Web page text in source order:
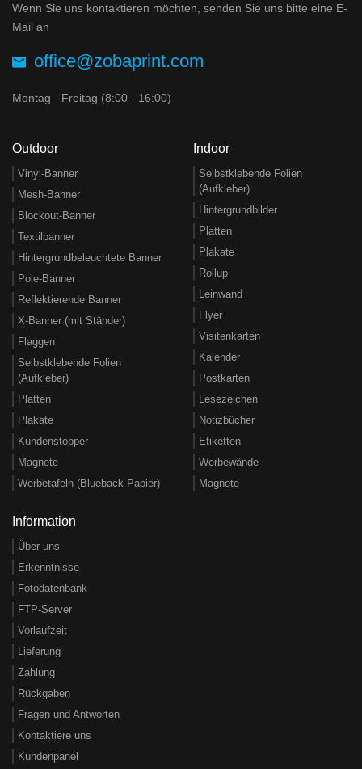
Wenn Sie uns kontaktieren möchten, senden Sie uns bitte eine E-
Mail an
office@zobaprint.com
Montag - Freitag (8:00 - 16:00)
Outdoor
Vinyl-Banner
Mesh-Banner
Blockout-Banner
Textilbanner
Hintergrundbeleuchtete Banner
Pole-Banner
Reflektierende Banner
X-Banner (mit Ständer)
Flaggen
Selbstklebende Folien
(Aufkleber)
Platten
Plakate
Kundenstopper
Magnete
Werbetafeln (Blueback-Papier)
Indoor
Selbstklebende Folien
(Aufkleber)
Hintergrundbilder
Platten
Plakate
Rollup
Leinwand
Flyer
Visitenkarten
Kalender
Postkarten
Lesezeichen
Notizbücher
Etiketten
Werbewände
Magnete
Information
Über uns
Erkenntnisse
Fotodatenbank
FTP-Server
Vorlaufzeit
Lieferung
Zahlung
Rückgaben
Fragen und Antworten
Kontaktiere uns
Kundenpanel